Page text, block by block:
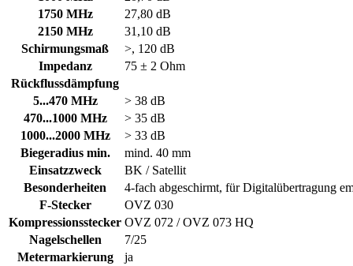
1750 MHz
27,80 dB
2150 MHz
31,10 dB
Schirmungsmaß
>, 120 dB
Impedanz
75 ± 2 Ohm
Rückflussdämpfung
5...470 MHz
> 38 dB
470...1000 MHz
> 35 dB
1000...2000 MHz
> 33 dB
Biegeradius min.
mind. 40 mm
Einsatzzweck
BK / Satellit
Besonderheiten
4-fach abgeschirmt, für Digitalübertragung
F-Stecker
OVZ 030
Kompressionsstecker OVZ 072 / OVZ 073 HQ
Nagelschellen
7/25
Metermarkierung
ja